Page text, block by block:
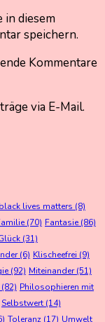
in diesem
speichern.
Kommentare
via E-Mail.
black lives matters (8)
(70) Fantasie(86)
(31)
(6) Klischeefrei (9)
(92) Miteinander(51)
(82) Philosophieren mit
Selbstwert (14)
Toleranz (17) Umwelt